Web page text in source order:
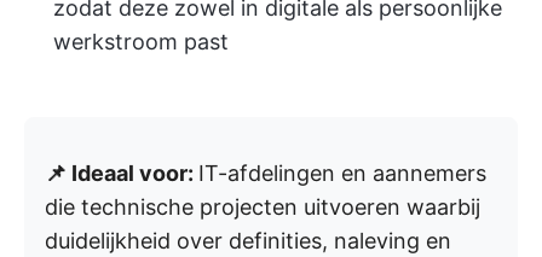
zodat deze zowel in digitale als persoonlijke
werkstroom past
📌 Ideaal voor: IT-afdelingen en aannemers
die technische projecten uitvoeren waarbij
duidelijkheid over definities, naleving en